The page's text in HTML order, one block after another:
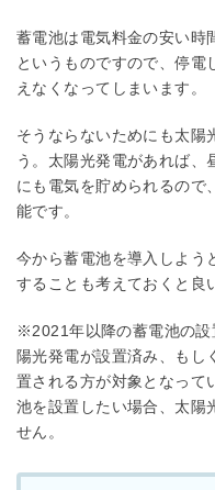
蓄電池は電気料金の安い時
というものですので、停電
えなくなってしまいます。
そうならないためにも太陽
う。太陽光発電があれば、
にも電気を貯められるので
能です。
今から蓄電池を導入しよう
することも考えておくと良
※2021年以降の蓄電池の設
陽光発電が設置済み、もし
置される方が対象となって
池を設置したい場合、太陽
せん。